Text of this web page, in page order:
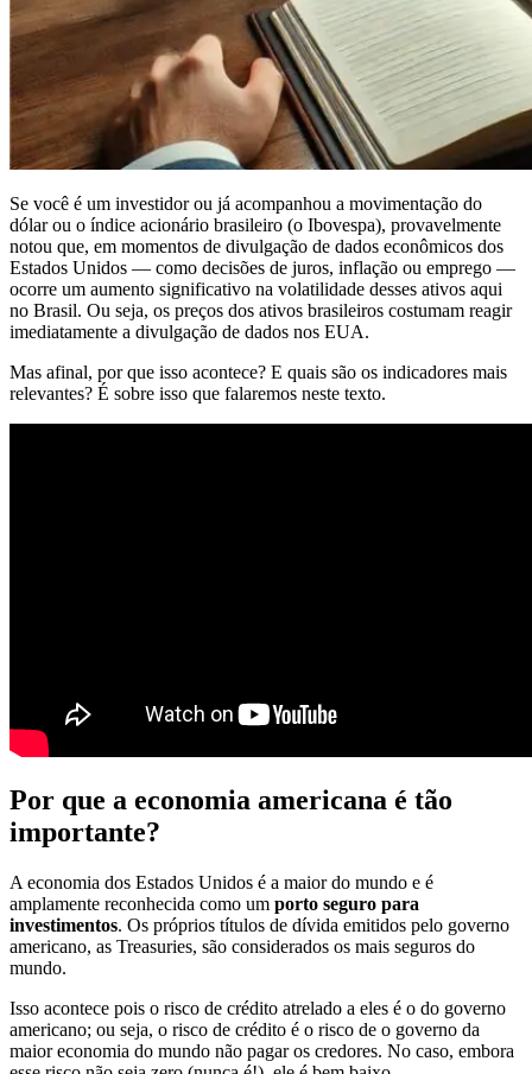
Se você é um investidor ou já acompanhou a movimentação do
dólar ou o índice acionário brasileiro (o Ibovespa), provavelmente
notou que, em momentos de divulgação de dados econômicos dos
Estados Unidos — como decisões de juros, inflação ou emprego —
ocorre um aumento significativo na volatilidade desses ativos aqui
no Brasil. Ou seja, os preços dos ativos brasileiros costumam reagir
imediatamente a divulgação de dados nos EUA.
Mas afinal, por que isso acontece? E quais são os indicadores mais
relevantes? É sobre isso que falaremos neste texto.
Por que a economia americana é tão
importante?
A economia dos Estados Unidos é a maior do mundo e é
amplamente reconhecida como um porto seguro para
investimentos. Os próprios títulos de dívida emitidos pelo governo
americano, as Treasuries, são considerados os mais seguros do
mundo.
Isso acontece pois o risco de crédito atrelado a eles é o do governo
americano; ou seja, o risco de crédito é o risco de o governo da
maior economia do mundo não pagar os credores. No caso, embora